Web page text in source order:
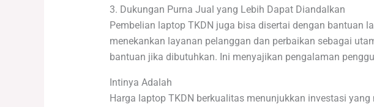
3. Dukungan Purna Jual yang Lebih Dapat Diandalkan
Pembelian laptop TKDN juga bisa disertai dengan bantuan
menekankan layanan pelanggan dan perbaikan sebagai
bantuan jika dibutuhkan. Ini menyajikan pengalaman
Intinya Adalah
Harga laptop TKDN berkualitas menunjukkan investasi